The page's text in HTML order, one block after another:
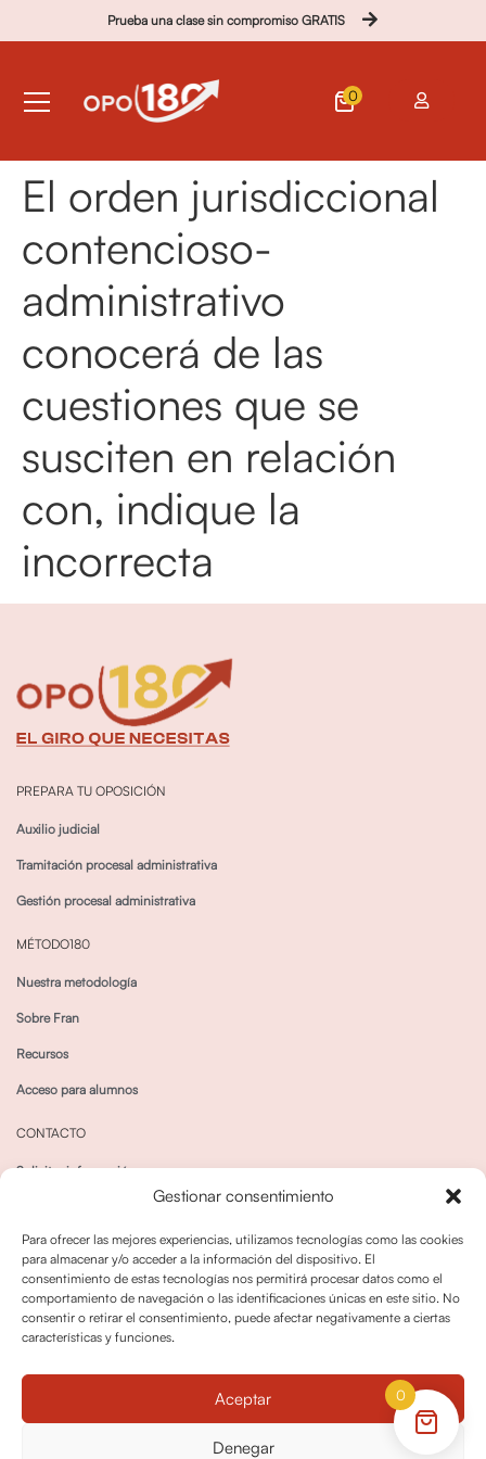
Gestionar consentimiento
Para ofrecer las mejores experiencias, utilizamos tecnologías como las cookies
para almacenar y/o acceder a la información del dispositivo. El
consentimiento de estas tecnologías nos permitirá procesar datos como el
comportamiento de navegación o las identificaciones únicas en este sitio. No
consentir o retirar el consentimiento, puede afectar negativamente a ciertas
características y funciones.
Aceptar
Denegar
Prueba una clase sin compromiso GRATIS
0
El orden jurisdiccional
contencioso-
administrativo
conocerá de las
cuestiones que se
susciten en relación
con, indique la
incorrecta
PREPARA TU OPOSICIÓN
Auxilio judicial
Tramitación procesal administrativa
Gestión procesal administrativa
MÉTODO180
Nuestra metodología
Sobre Fran
Recursos
Acceso para alumnos
CONTACTO
Solicitar información
Política de cookies
Política dedevoluciones y cancelaciones
0